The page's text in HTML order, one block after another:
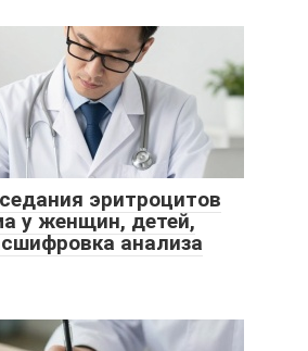
эритроцитов
у женщин, детей,
анализа